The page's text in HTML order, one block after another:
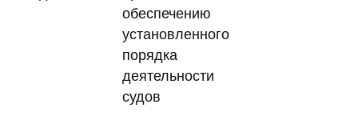
обеспечению
установленного
порядка
деятельности
судов